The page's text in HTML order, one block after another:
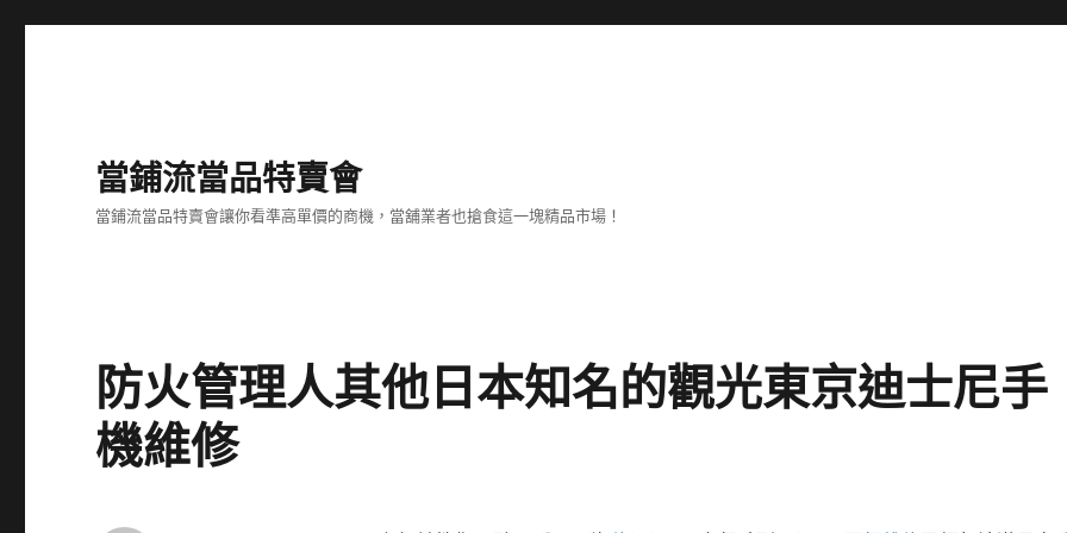
當鋪流當品特賣會
當鋪流當品特賣會讓你看準高單價的商機，當舖業者也搶食這一塊精品市場！
防火管理人其他日本知名的觀光東京迪士尼手
機維修